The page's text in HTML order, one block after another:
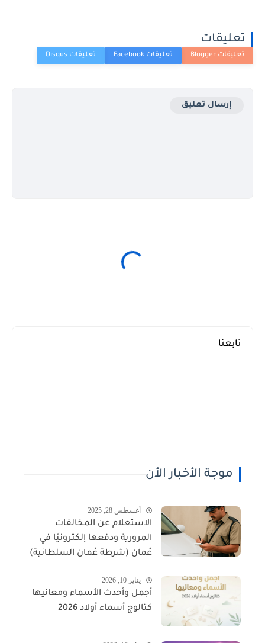
تعليقات
إرسال تعليق
تابعنا
موجة الأخبار الأن
أغسطس 28, 2025
الاستعلام عن المخالفات
المرورية ودفعها إلكترونيًا في
عُمان (شرطة عُمان السلطانية)
يناير 10, 2026
أجمل وأحدث الأسماء ومعانيها
كتالوج أسماء أولاد 2026